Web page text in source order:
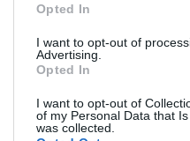
Opted In
I want to opt-out of
Advertising.
Opted In
I want to opt-out of
of my Personal Data that
was collected.